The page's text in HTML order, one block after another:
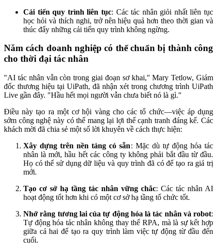
Cải tiến quy trình liên tục: Các tác nhân giỏi nhất liên tục
học hỏi và thích nghi, trở nên hiệu quả hơn theo thời gian và
thúc đẩy những cải tiến quy trình không ngừng.
Năm cách doanh nghiệp có thể chuẩn bị thành công
cho thời đại tác nhân
"AI tác nhân vẫn còn trong giai đoạn sơ khai," Mary Tetlow, Giám
đốc thương hiệu tại UiPath, đã nhận xét trong chương trình UiPath
Live gần đây. "Hầu hết mọi người vẫn chưa biết nó là gì."
Điều này tạo ra một cơ hội vàng cho các tổ chức—việc áp dụng
sớm công nghệ này có thể mang lại lợi thế cạnh tranh đáng kể. Các
khách mời đã chia sẻ một số lời khuyên về cách thực hiện:
Xây dựng trên nền tảng có sẵn: Mặc dù tự động hóa tác
nhân là mới, hầu hết các công ty không phải bắt đầu từ đầu.
Họ có thể sử dụng dữ liệu và quy trình đã có để tạo ra giá trị
mới.
Tạo cơ sở hạ tầng tác nhân vững chắc: Các tác nhân AI
hoạt động tốt hơn khi có một cơ sở hạ tầng tổ chức tốt.
Nhớ rằng tương lai của tự động hóa là tác nhân và robot:
Tự động hóa tác nhân không thay thế RPA, mà là sự kết hợp
giữa cả hai để tạo ra quy trình làm việc tự động từ đầu đến
cuối.